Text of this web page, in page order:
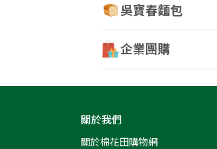
吳寶春麵包
企業團購
關於我們
關於棉花田購物網